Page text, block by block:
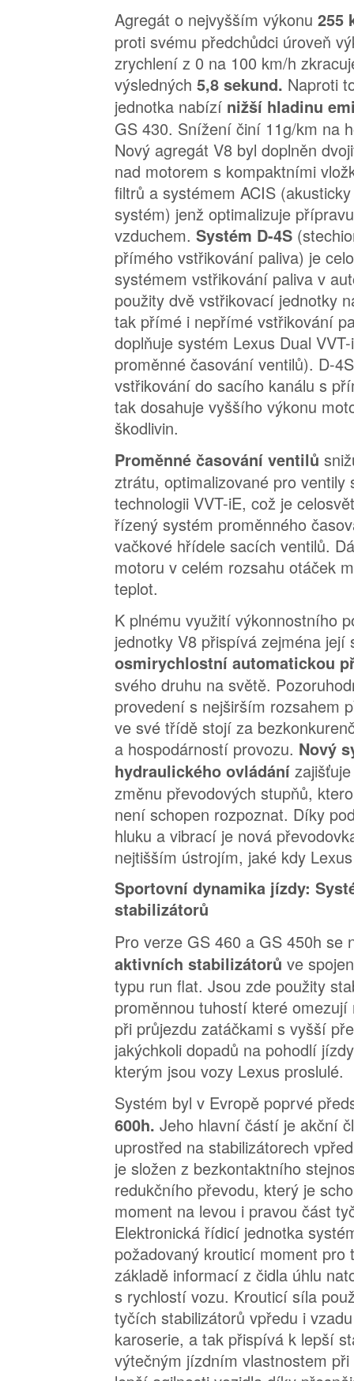
Agregát o nejvyšším výkonu 255
proti svému předchůdci úroveň
zrychlení z 0 na 100 km/h
výsledných 5,8 sekund. Naproti
jednotka nabízí nižší hladinu
GS 430. Snížení činí 11g/km na
Nový agregát V8 byl doplněn
nad motorem s kompaktními
filtrů a systémem ACIS
systém) jenž optimalizuje
vzduchem. Systém D-4S
přímého vstřikování paliva) je
systémem vstřikování paliva v
použity dvě vstřikovací jednotky
tak přímé i nepřímé vstřikování
doplňuje systém Lexus Dual
proměnné časování ventilů). D-
vstřikování do sacího kanálu s
tak dosahuje vyššího výkonu
škodlivin.
Proměnné časování ventilů
ztrátu, optimalizované pro
technologii VVT-iE, což je
řízený systém proměnného
vačkové hřídele sacích ventilů.
motoru v celém rozsahu otáček
teplot.
K plnému využití výkonnostního
jednotky V8 přispívá zejména její
osmirychlostní automatickou
svého druhu na světě.
provedení s nejširším rozsahem
ve své třídě stojí za
a hospodárností provozu. Nový
hydraulického ovládání
změnu převodových stupňů,
není schopen rozpoznat. Díky
hluku a vibrací je nová
nejtišším ústrojím, jaké kdy
Sportovní dynamika jízdy:
stabilizátorů
Pro verze GS 460 a GS 450h
aktivních stabilizátorů ve
typu run flat. Jsou zde použity
proměnnou tuhostí které
při průjezdu zatáčkami s vyšší
jakýchkoli dopadů na pohodlí
kterým jsou vozy Lexus proslulé.
Systém byl v Evropě poprvé
600h. Jeho hlavní částí je akční
uprostřed na stabilizátorech
je složen z bezkontaktního
redukčního převodu, který je
moment na levou i pravou část
Elektronická řídicí jednotka
požadovaný krouticí moment pro
základě informací z čidla úhlu
s rychlostí vozu. Krouticí síla
tyčích stabilizátorů vpředu i
karoserie, a tak přispívá k lepší
výtečným jízdním vlastnostem